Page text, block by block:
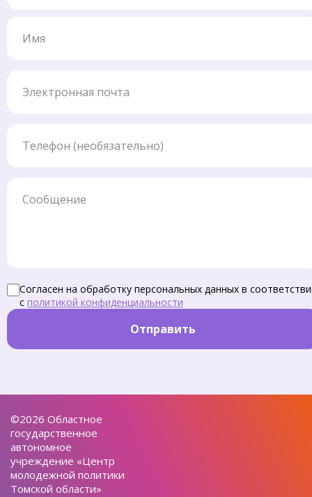
Согласен на обработку персональных данных в
с политикой конфиденциальности
Отправить
©2026 Областное
государственное
автономное
учреждение «Центр
молодежной политики
Томской области»